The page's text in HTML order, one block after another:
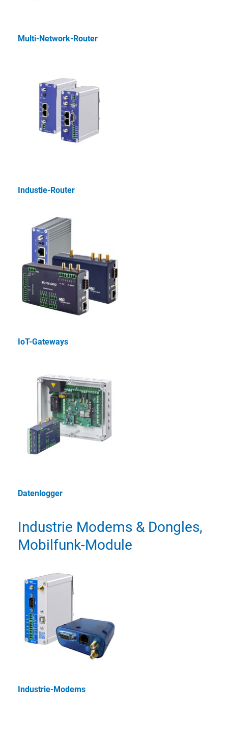
Multi-Network-Router
Industie-Router
IoT-Gateways
Datenlogger
Industrie Modems & Dongles,
Mobilfunk-Module
Industrie-Modems